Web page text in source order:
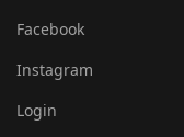
Facebook
Instagram
Login